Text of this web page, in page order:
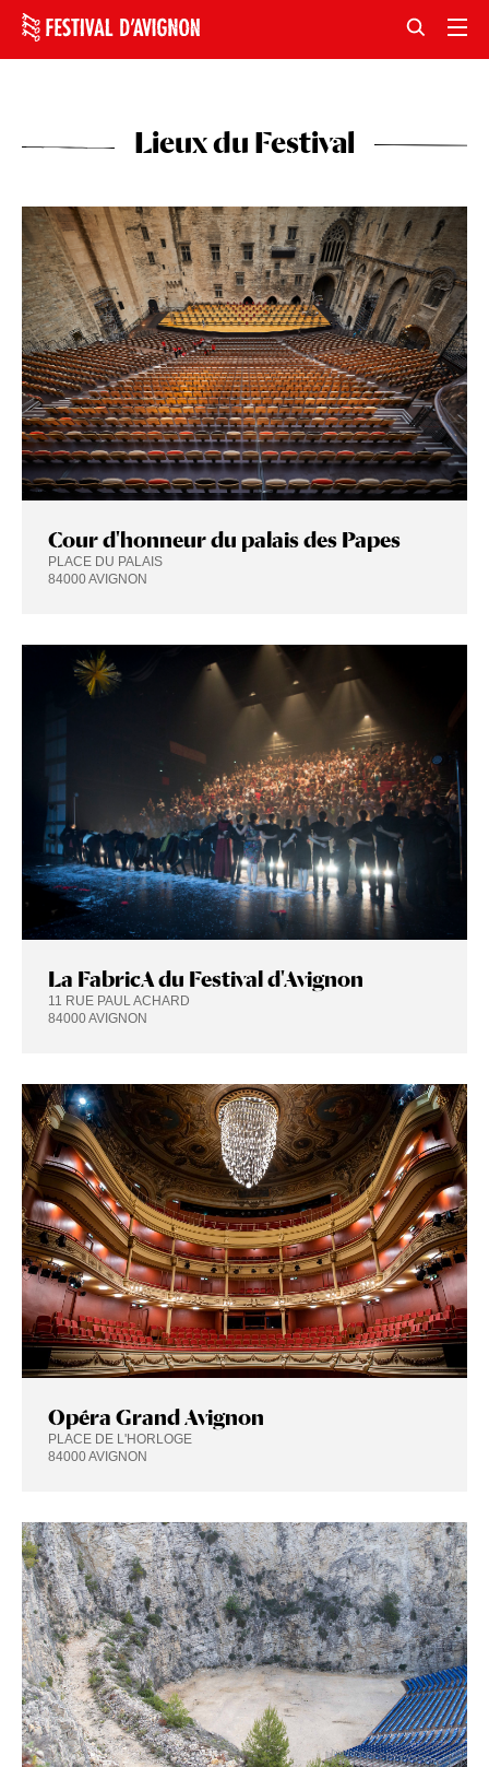
Lieux du Festival
Cour d'honneur du palais des Papes
PLACE DU PALAIS
84000 AVIGNON
La FabricA du Festival d'Avignon
11 RUE PAUL ACHARD
84000 AVIGNON
Opéra Grand Avignon
PLACE DE L'HORLOGE
84000 AVIGNON